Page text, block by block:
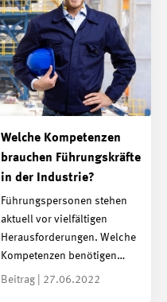
Welche Kompetenzen
brauchen Führungskräfte
in der Industrie?
Führungspersonen stehen
aktuell vor vielfältigen
Herausforderungen. Welche
Kompetenzen benötigen…
Beitrag | 27.06.2022